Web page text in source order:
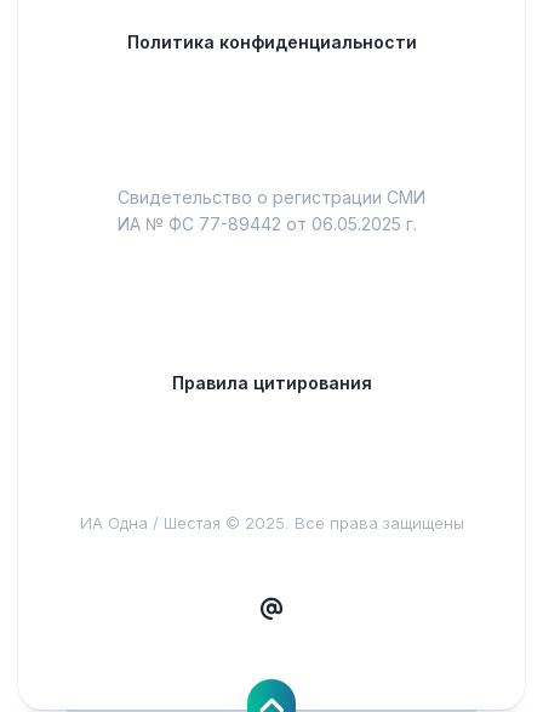
Политика конфиденциальности
Свидетельство о регистрации СМИ
ИА № ФС 77-89442 от 06.05.2025 г.
Правила цитирования
ИА Одна / Шестая © 2025. Все права защищены